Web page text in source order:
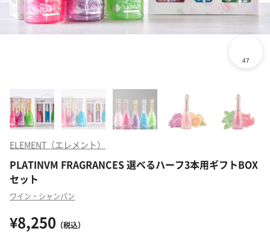
ELEMENT（エレメント）
PLATINVM FRAGRANCES 選べるハーフ3本用ギフトBOX
セット
ワイン・シャンパン
¥8,250 （税込）